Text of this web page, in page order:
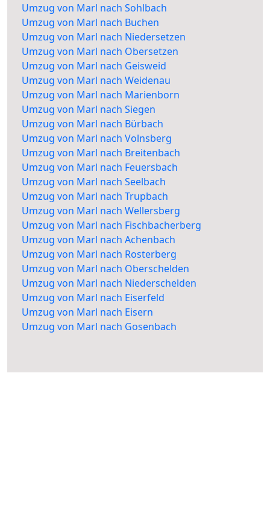
Umzug von Marl nach Sohlbach
Umzug von Marl nach Buchen
Umzug von Marl nach Niedersetzen
Umzug von Marl nach Obersetzen
Umzug von Marl nach Geisweid
Umzug von Marl nach Weidenau
Umzug von Marl nach Marienborn
Umzug von Marl nach Siegen
Umzug von Marl nach Bürbach
Umzug von Marl nach Volnsberg
Umzug von Marl nach Breitenbach
Umzug von Marl nach Feuersbach
Umzug von Marl nach Seelbach
Umzug von Marl nach Trupbach
Umzug von Marl nach Wellersberg
Umzug von Marl nach Fischbacherberg
Umzug von Marl nach Achenbach
Umzug von Marl nach Rosterberg
Umzug von Marl nach Oberschelden
Umzug von Marl nach Niederschelden
Umzug von Marl nach Eiserfeld
Umzug von Marl nach Eisern
Umzug von Marl nach Gosenbach